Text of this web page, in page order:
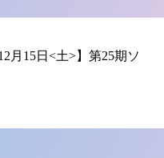
月15日<土>】第25期ソ